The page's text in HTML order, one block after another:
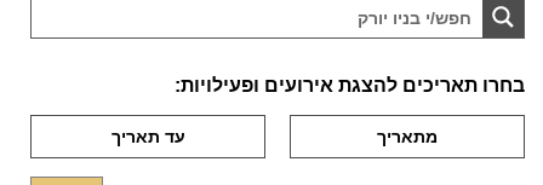
בחרו תאריכים להצגת אירועים ופעילויות: